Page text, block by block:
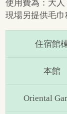
使用費為：大人
現場另提供毛巾
住宿館
本館
Oriental